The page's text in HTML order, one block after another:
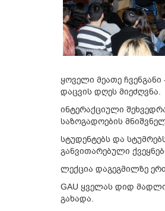
ყოველი მეათე
დაცვის დღეს მიეძღვნა.
ინტერაქციული
საზოგადოების
სტუდენტებს და
განვითარებული
ლექცია დაგეგმილზე
GAU ყველას დიდ
გახადა.